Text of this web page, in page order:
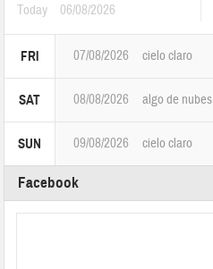
Today 06/08/2026
FRI 07/08/2026 cielo claro
SAT 08/08/2026 algo de nubes
SUN 09/08/2026 cielo claro
Facebook